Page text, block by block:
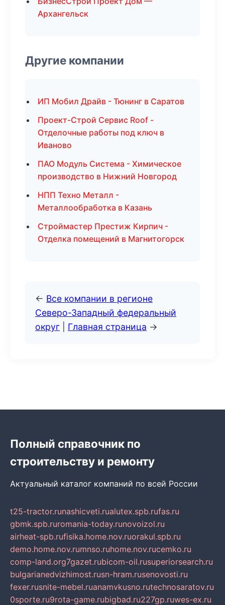
Архангельск
Другие компании
ИП Мобил Драйв - Тюнинг в Саратов
Проект-Строй Сервис Roof -
Отделочные работы под ключ в
Иваново
ПАО Модуль Система - Химическое
производство в Нижний Новгород
НПП Техно Металл -
Металлообработка в Казань
Строймастер Престиж Кирпич -
Отделка помещений в Магнитогорск
← Все компании в регионе
Северо-Западный федеральный
округ
Главная страница →
Полный справочник по
строительству и ремонту
Актуальный каталог компаний по всей России
t25-tractor.runashicveti.rualutex.spb.rufas.ru
gbmk.spb.ruromania-today.runovoizol.ru
airheat-spb.rufisika.home.nov.ruorakul.spb.ru
demo.home.nov.rumnso.ruhome.nov.rucemko.ru
comp-land.org7gazet.rubicom-oil.rusuperiorsearch.ru
bulgarianedvizhimost.rusn-hram.rusenovosti.ru
fexer.rusnite-mebel.ruanamvkusno.rutechnosaratov.ru
0sporte.ru9rota-game.rubigbad.ru227gp.ruwes-ex.ru